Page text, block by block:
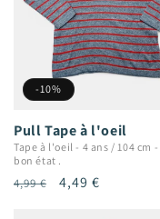
-10%
Pull Tape à l'oeil
Tape à l'oeil - 4 ans / 104 cm -
bon état .
Prix
4,99 €
Prix
4,49 €